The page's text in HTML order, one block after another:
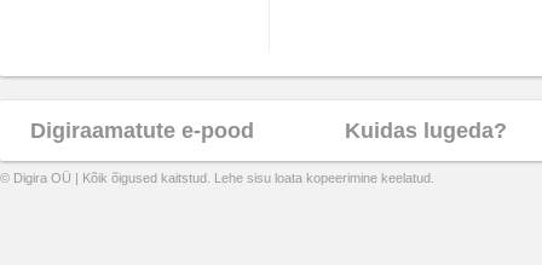
Digiraamatute e-pood Kuidas lugeda?
© Digira OÜ | Kõik õigused kaitstud. Lehe sisu loata kopeerimine keelatud.